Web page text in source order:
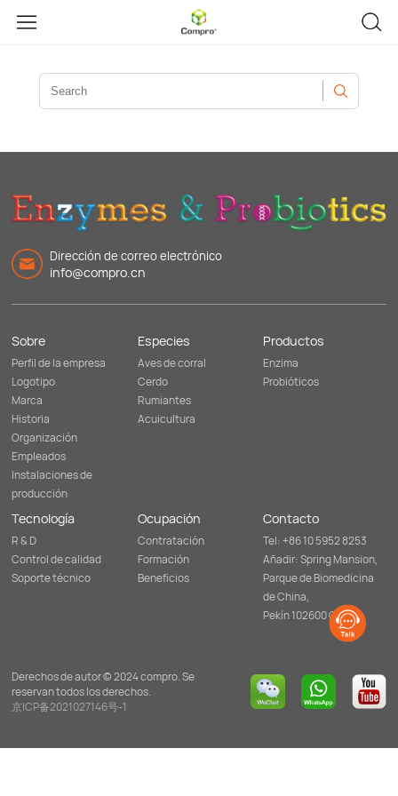
Inicio
Dirección de correo electrónico
info@compro.cn
Sobre
Perfil de la empresa
Logotipo
Marca
Historia
Organización
Empleados
Instalaciones de
producción
Especies
Aves de corral
Cerdo
Rumiantes
Acuicultura
Productos
Enzima
Probióticos
Tecnología
R & D
Control de calidad
Soporte técnico
Ocupación
Contratación
Formación
Beneficios
Contacto
Tel: +86 10 5952 8253
Añadir: Spring Mansion,
Parque de Biomedicina
de China,
Pekín 102600 China
Derechos de autor © 2024 compro. Se
reservan todos los derechos.
京ICP备2021027146号-1